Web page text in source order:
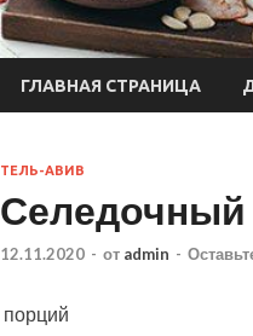
ГЛАВНАЯ СТРАНИЦА
ТЕЛЬ-АВИВ
12.11.2020 - от admin -
порций